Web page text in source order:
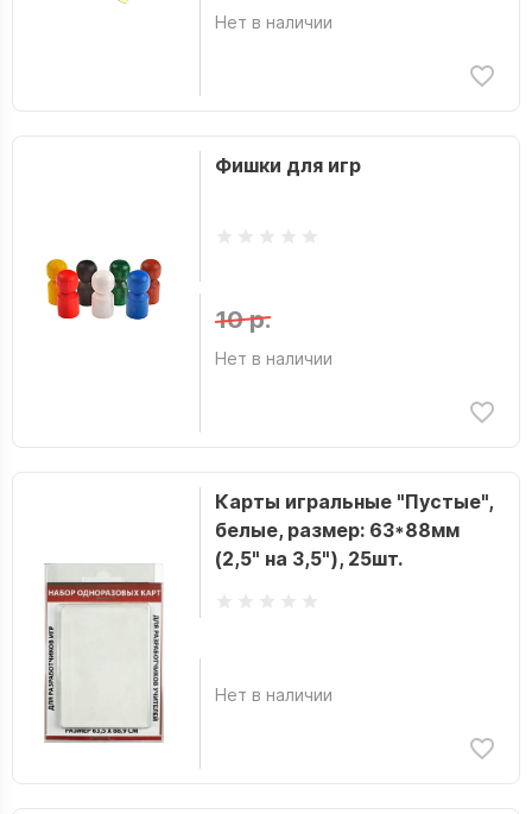
Нет в наличии
Фишки для игр
10 р.
Нет в наличии
Карты игральные "Пустые",
белые, размер: 63*88мм
(2,5" на 3,5"), 25шт.
Нет в наличии